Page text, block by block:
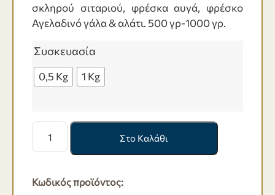
σκληρού σιταριού, φρέσκα αυγά, φρέσκο
Αγελαδινό γάλα & αλάτι. 500 γρ-1000 γρ.
Συσκευασία
0,5 Kg 1 Kg
Χυλοπίτες
χοντρές
γρ-1000
Στο Καλάθι
Κωδικός προϊόντος: